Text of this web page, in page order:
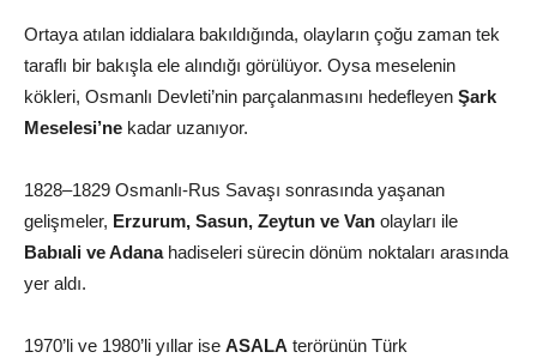
Ortaya atılan iddialara bakıldığında, olayların çoğu zaman tek
taraflı bir bakışla ele alındığı görülüyor. Oysa meselenin
kökleri, Osmanlı Devleti’nin parçalanmasını hedefleyen Şark
Meselesi’ne kadar uzanıyor.
1828–1829 Osmanlı-Rus Savaşı sonrasında yaşanan
gelişmeler, Erzurum, Sasun, Zeytun ve Van olayları ile
Babıali ve Adana hadiseleri sürecin dönüm noktaları arasında
yer aldı.
1970’li ve 1980’li yıllar ise ASALA terörünün Türk